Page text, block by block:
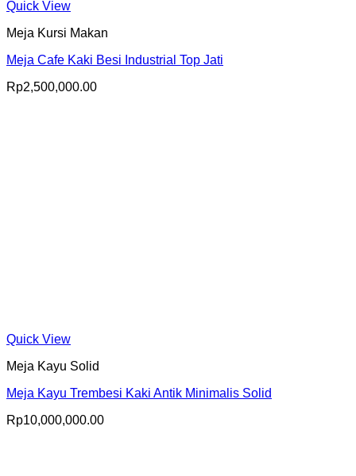
Quick View
Meja Kursi Makan
Meja Cafe Kaki Besi Industrial Top Jati
Rp2,500,000.00
Quick View
Meja Kayu Solid
Meja Kayu Trembesi Kaki Antik Minimalis Solid
Rp10,000,000.00